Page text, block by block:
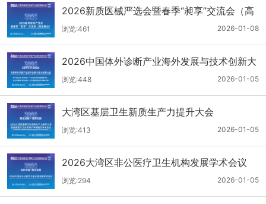
2026新质医械严选会暨春季“昶享”交流会（高
医展站）
2026-01-08
浏览:461
2026中国体外诊断产业海外发展与技术创新大
会
2026-01-05
浏览:448
大湾区基层卫生新质生产力提升大会
2026-01-05
浏览:413
2026大湾区非公医疗卫生机构发展学术会议
2026-01-05
浏览:294